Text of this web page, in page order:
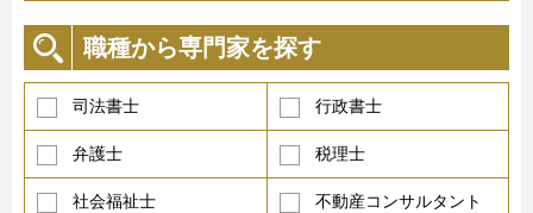
職種から専門家を探す
司法書士 行政書士
弁護士 税理士
社会福祉士 不動産コンサルタント